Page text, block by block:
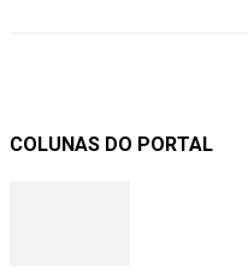
COLUNAS DO PORTAL